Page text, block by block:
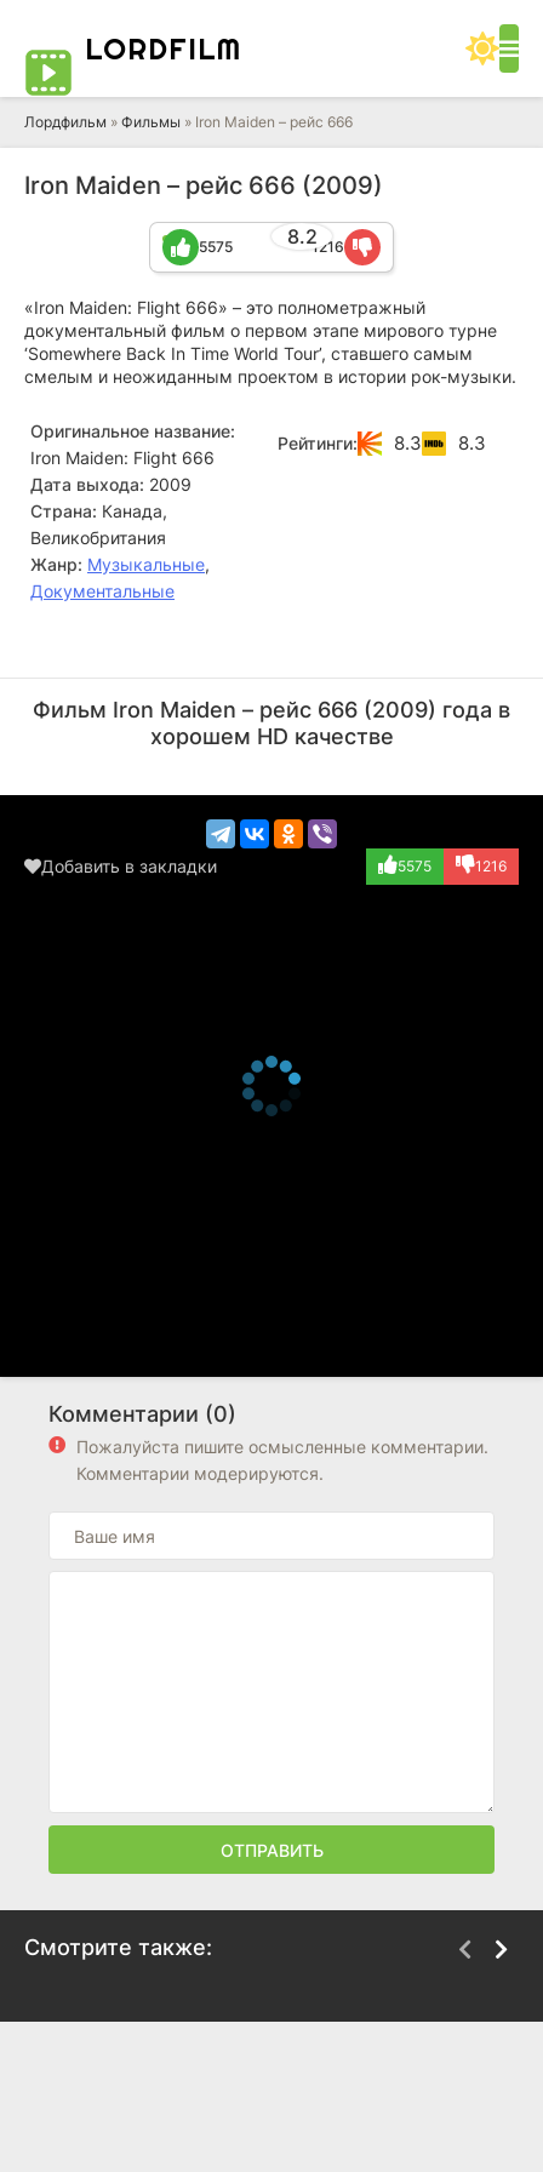
LORDFILM
Лордфильм » Фильмы » Iron Maiden – рейс 666
Iron Maiden – рейс 666 (2009)
8.2
5575 1216
«Iron Maiden: Flight 666» – это полнометражный
документальный фильм о первом этапе мирового турне
‘Somewhere Back In Time World Tour’, ставшего самым
смелым и неожиданным проектом в истории рок-музыки.
Оригинальное название:
Iron Maiden: Flight 666
Дата выхода: 2009
Страна: Канада,
Великобритания
Жанр: Музыкальные,
Документальные
Рейтинги: 8.3 8.3
(играет самого с...)
Фильм Iron Maiden – рейс 666 (2009) года в
хорошем HD качестве
Добавить в закладки 5575 1216
Комментарии (0)
Пожалуйста пишите осмысленные комментарии.
Комментарии модерируются.
ОТПРАВИТЬ
Смотрите также: